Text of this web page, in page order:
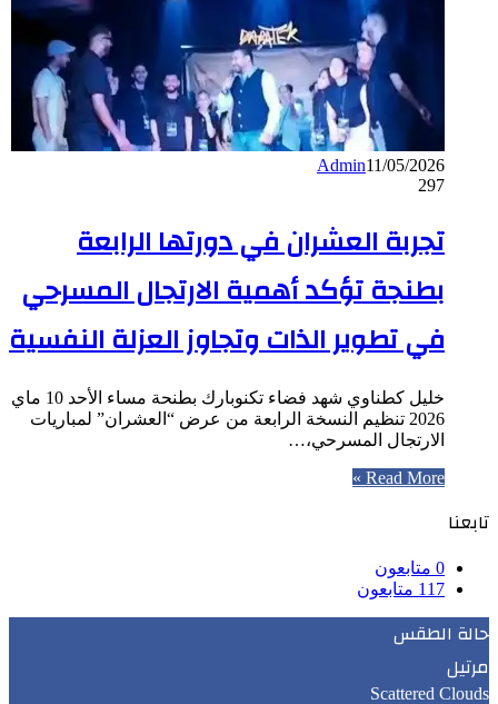
Admin11/05/2026
297
تجربة العشران في دورتها الرابعة
بطنجة تؤكد أهمية الارتجال المسرحي
في تطوير الذات وتجاوز العزلة النفسية
خليل كطناوي شهد فضاء تكنوبارك بطنحة مساء الأحد 10 ماي
2026 تنظيم النسخة الرابعة من عرض “العشران” لمباريات
الارتجال المسرحي،…
Read More »
تابعنا
0 متابعون
117 متابعون
حالة الطقس
مرتيل
Scattered Clouds